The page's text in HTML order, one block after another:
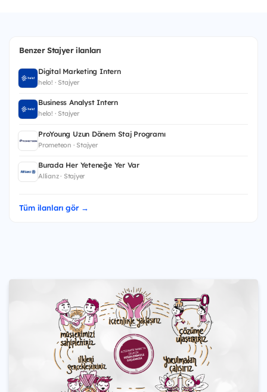
Benzer Stajyer ilanları
Digital Marketing Intern
helo! · Stajyer
Business Analyst Intern
helo! · Stajyer
ProYoung Uzun Dönem Staj Programı
Prometeon · Stajyer
Burada Her Yeteneğe Yer Var
Allianz · Stajyer
Tüm ilanları gör →